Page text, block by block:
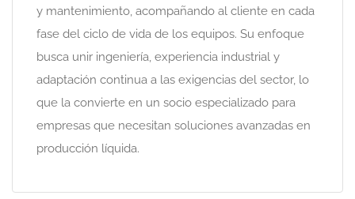
y mantenimiento, acompañando al cliente en cada
fase del ciclo de vida de los equipos. Su enfoque
busca unir ingeniería, experiencia industrial y
adaptación continua a las exigencias del sector, lo
que la convierte en un socio especializado para
empresas que necesitan soluciones avanzadas en
producción líquida.